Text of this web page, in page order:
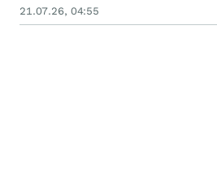
21.07.26, 04:55